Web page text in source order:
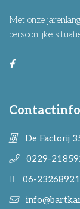
Met onze
persoonlijke
De Factorij
0229-
06-23268921